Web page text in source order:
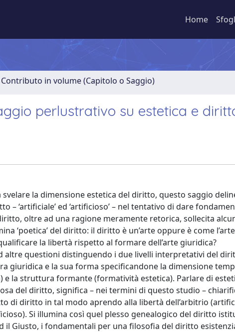
Home
Contributo in volume (Capitolo o Saggio)
perlustrativo su estetica e
la dimensione estetica del diritto, questo saggio
‘artificiale’ ed ‘artificioso’ – nel tentativo di dare
oltre ad una ragione meramente retorica, sollecita
‘poetica’ del diritto: il diritto è un’arte oppure è come
la libertà rispetto al formare dell’arte giuridica?
altre questioni distinguendo i due livelli interpretativi del
giuridica e la sua forma specificandone la dimensione
la struttura formante (formatività estetica). Parlare di
del diritto, significa – nei termini di questo studio –
di diritto in tal modo aprendo alla libertà dell’arbitrio
Si illumina così quel plesso genealogico del diritto
il Giusto, i fondamentali per una filosofia del diritto